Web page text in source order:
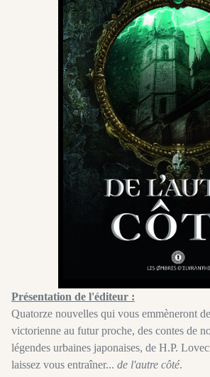
Présentation de l'éditeur :
Quatorze nouvelles qui vous emmèneront
victorienne au futur proche, des contes de
légendes urbaines japonaises, de H.P.
laissez vous entraîner... de l'autre côté.